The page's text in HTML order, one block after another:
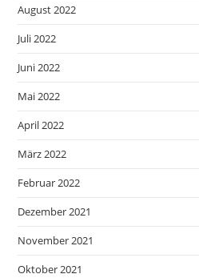
August 2022
Juli 2022
Juni 2022
Mai 2022
April 2022
März 2022
Februar 2022
Dezember 2021
November 2021
Oktober 2021